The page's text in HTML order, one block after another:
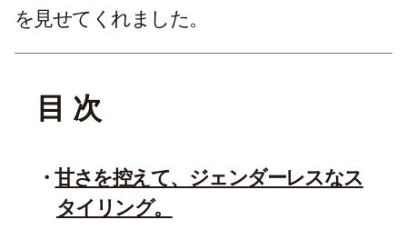
を見せてくれました。
目 次
甘さを控えて、ジェンダーレスなス
タイリング。